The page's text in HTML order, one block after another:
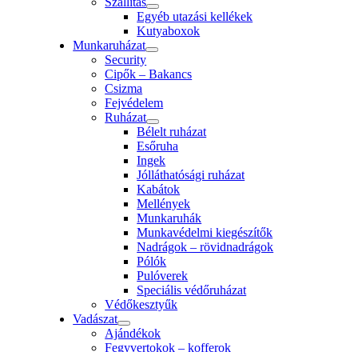
Egyéb utazási kellékek
Kutyaboxok
Munkaruházat
Security
Cipők – Bakancs
Csizma
Fejvédelem
Ruházat
Bélelt ruházat
Esőruha
Ingek
Jólláthatósági ruházat
Kabátok
Mellények
Munkaruhák
Munkavédelmi kiegészítők
Nadrágok – rövidnadrágok
Pólók
Pulóverek
Speciális védőruházat
Védőkesztyűk
Vadászat
Ajándékok
Fegyvertokok – kofferok